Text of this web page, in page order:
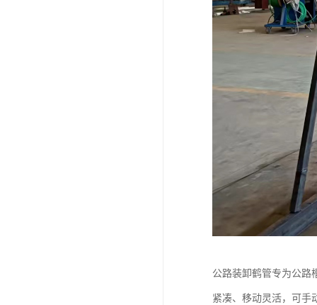
公路装卸鹤管专为公路
紧凑、移动灵活，可手